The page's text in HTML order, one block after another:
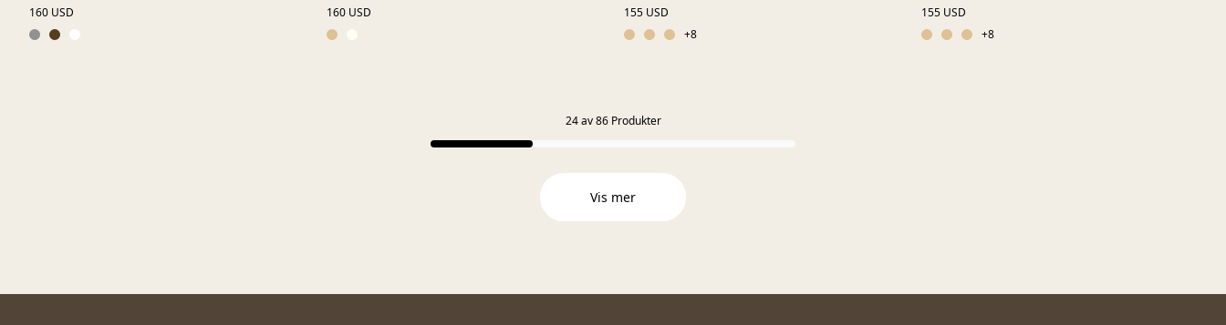
160 USD
160 USD
155 USD
+8
155 USD
+8
24 av 86 Produkter
Vis mer